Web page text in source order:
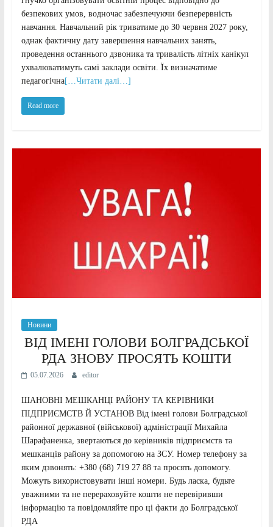
безпекових умов, водночас забезпечуючи безперервність
навчання. Навчальний рік триватиме до 30 червня 2027 року,
однак фактичну дату завершення навчальних занять,
проведення останнього дзвоника та тривалість літніх канікул
ухвалюватимуть самі заклади освіти. Їх визначатиме
педагогічна[…Читати далі…]
Read more
Новини
ВІД ІМЕНІ ГОЛОВИ БОЛГРАДСЬКОЇ
РДА ЗНОВУ ПРОСЯТЬ КОШТИ
05.07.2026 editor
ШАНОВНІ МЕШКАНЦІ РАЙОНУ ТА КЕРІВНИКИ
ПІДПРИЄМСТВ Й УСТАНОВ Від імені голови Болградської
районної державної (військової) адміністрації Михайла
Шарафаненка, звертаються до керівників підприємств та
мешканців району за допомогою на ЗСУ. Номер телефону за
яким дзвонять: +380 (68) 719 27 88 та просять допомогу.
Можуть використовувати інші номери. Будь ласка, будьте
уважними та не перераховуйте кошти не перевіривши
інформацію та повідомляйте про ці факти до Болградської
РДА